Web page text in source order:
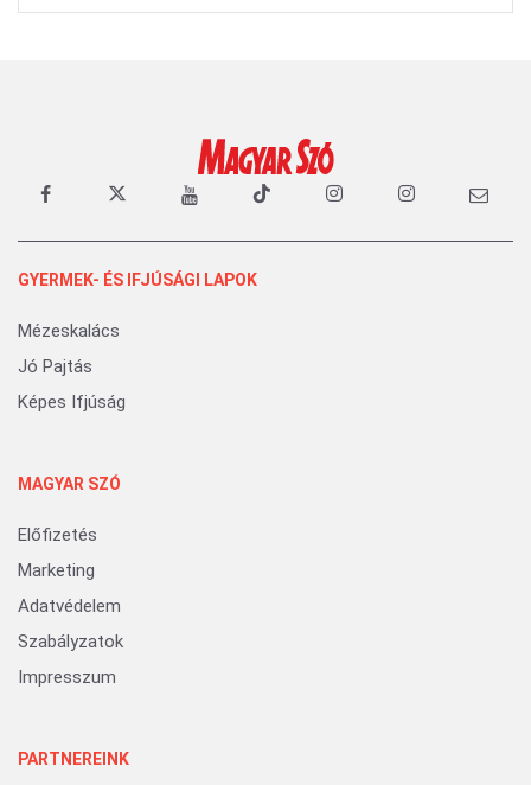
GYERMEK- ÉS IFJÚSÁGI LAPOK
Mézeskalács
Jó Pajtás
Képes Ifjúság
MAGYAR SZÓ
Előfizetés
Marketing
Adatvédelem
Szabályzatok
Impresszum
PARTNEREINK